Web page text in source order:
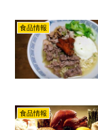
食品情報
食品情報